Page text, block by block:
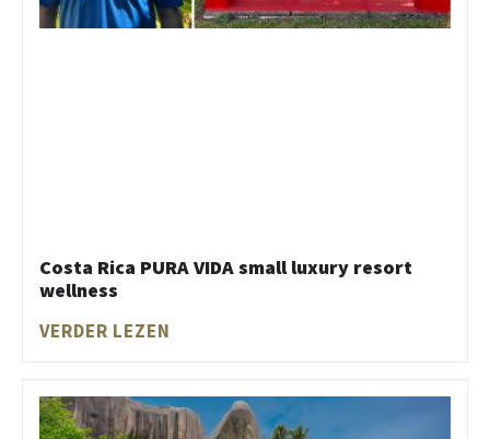
Costa Rica PURA VIDA small luxury resort
wellness
VERDER LEZEN